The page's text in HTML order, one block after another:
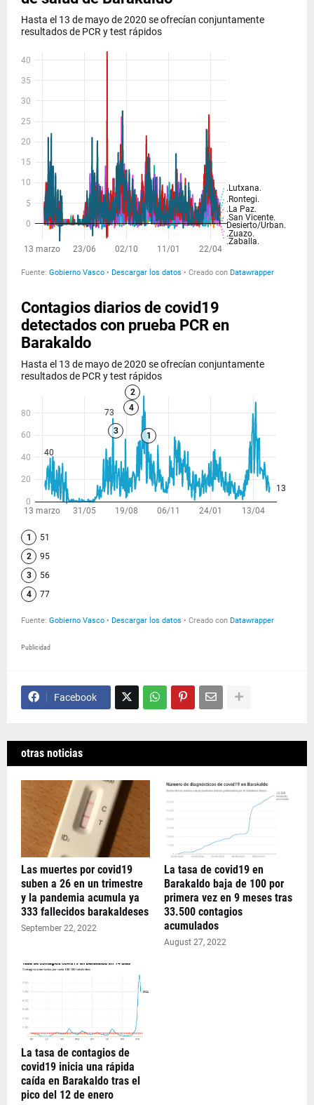
Publicidad
Facebook
otras noticias
Las muertes por covid19
suben a 26 en un trimestre
y la pandemia acumula ya
333 fallecidos barakaldeses
September 22, 2022
La tasa de covid19 en
Barakaldo baja de 100 por
primera vez en 9 meses tras
33.500 contagios
acumulados
August 27, 2022
La tasa de contagios de
covid19 inicia una rápida
caída en Barakaldo tras el
pico del 12 de enero